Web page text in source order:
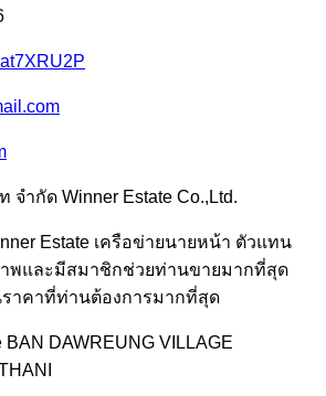
จำกัด Winner Estate Co.,Ltd.
Estate เครือข่ายนายหน้า ตัวแทน
พและมีสมาชิกช่วยท่านขายมากที่สุด
าคาที่ท่านต้องการมากที่สุด
BAN DAWREUNG VILLAGE